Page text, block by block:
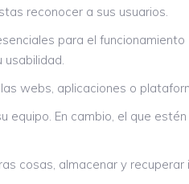
reconocer a sus usuarios.
para el
usabilidad.
webs, aplicaciones o
equipo. En cambio, el que
cosas, almacenar y